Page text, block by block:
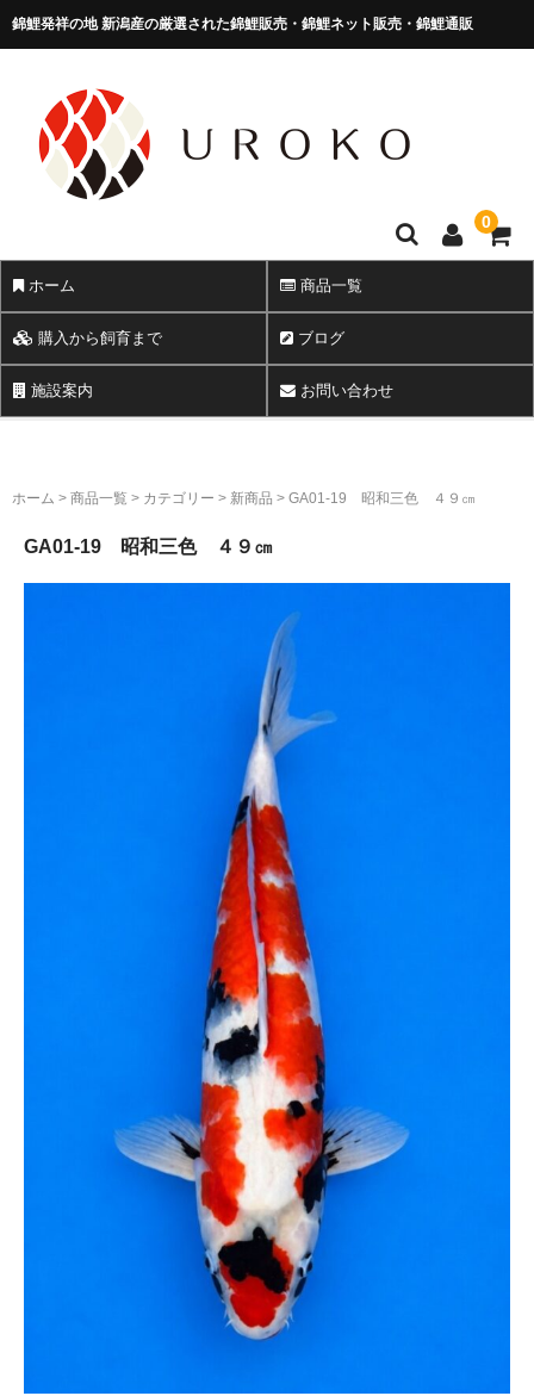
錦鯉発祥の地 新潟産の厳選された錦鯉販売・錦鯉ネット販売・錦鯉通販
錦鯉販売 株式会社 鱗～うろこ～0
ホーム 商品一覧
購入から飼育まで ブログ
施設案内 お問い合わせ
ホーム > 商品一覧 > カテゴリー > 新商品 > GA01-19 昭和三色 ４９㎝
GA01-19 昭和三色 ４９㎝